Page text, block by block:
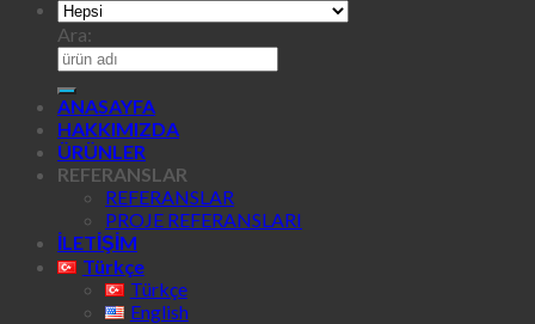
Ara:
ANASAYFA
HAKKIMIZDA
ÜRÜNLER
REFERANSLAR
REFERANSLAR
PROJE REFERANSLARI
İLETİŞİM
Türkçe
Türkçe
English